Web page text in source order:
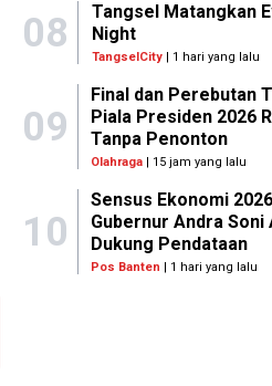
08
Tangsel Matangkan
Night
TangselCity| 1 hari yang lalu
09
Final dan Perebutan
Piala Presiden 2026
Tanpa Penonton
Olahraga | 15 jam yang lalu
10
Sensus Ekonomi
Gubernur Andra
Dukung Pendataan
Pos Banten | 1 hari yang lalu